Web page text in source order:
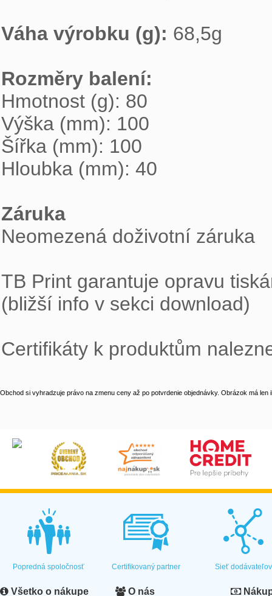
Váha výrobku (g): 68,5g
Rozměry balení:
Hmotnost (g): 80
Výška (mm): 100
Šířka (mm): 100
Hloubka (mm): 40
Záruka
Neomezená doživotní záruka
TB Print garantuje opravu
(bližší info v sekci download)
Certifikáty k produktům
Obchod si vyhradzuje právo na zmenu ceny až po potvrdenie objednávky. Obrázok má len
Popredná spoločnosť Certifikovaný partner Sieť dodávateľov
Všetko o nákupe O nás